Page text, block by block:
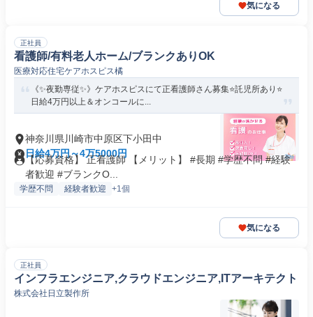
気になる
正社員
看護師/有料老人ホーム/ブランクありOK
医療対応住宅ケアホスピス橘
《✨夜勤専従✨》ケアホスピスにて正看護師さん募集⭐託児所あり⭐
日給4万円以上＆オンコールに...
神奈川県川崎市中原区下小田中
日給4万円～4万5000円
【応募資格】 正看護師 【メリット】 #長期 #学歴不問 #経験
者歓迎 #ブランクO...
学歴不問 経験者歓迎 +1個
気になる
正社員
インフラエンジニア,クラウドエンジニア,ITアーキテクト
株式会社日立製作所